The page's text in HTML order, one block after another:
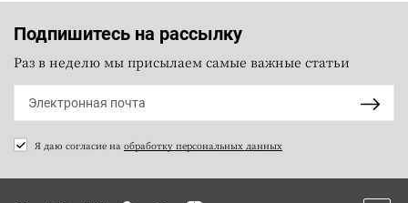
Подпишитесь на рассылку
Раз в неделю мы присылаем самые важные статьи
Я даю согласие на обработку персональных данных